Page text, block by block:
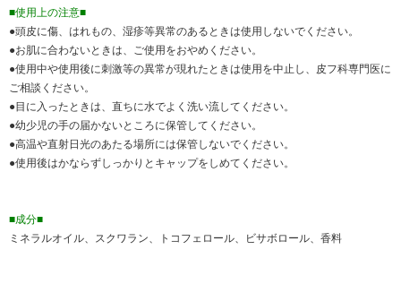
■使用上の注意■
●頭皮に傷、はれもの、湿疹等異常のあるときは使用しないでください。
●お肌に合わないときは、ご使用をおやめください。
●使用中や使用後に刺激等の異常が現れたときは使用を中止し、皮フ科専門医に
ご相談ください。
●目に入ったときは、直ちに水でよく洗い流してください。
●幼少児の手の届かないところに保管してください。
●高温や直射日光のあたる場所には保管しないでください。
●使用後はかならずしっかりとキャップをしめてください。
■成分■
ミネラルオイル、スクワラン、トコフェロール、ビサボロール、香料